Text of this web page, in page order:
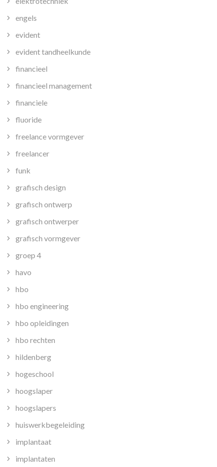
engels
evident
evident tandheelkunde
financieel
financieel management
financiele
fluoride
freelance vormgever
freelancer
funk
grafisch design
grafisch ontwerp
grafisch ontwerper
grafisch vormgever
groep 4
havo
hbo
hbo engineering
hbo opleidingen
hbo rechten
hildenberg
hogeschool
hoogslaper
hoogslapers
huiswerkbegeleiding
implantaat
implantaten